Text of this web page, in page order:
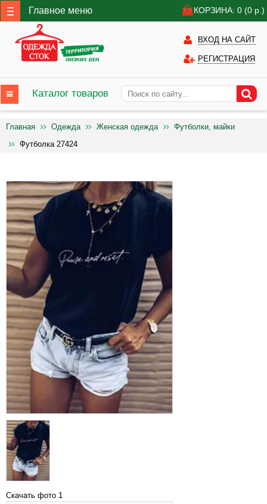
Главное меню КОРЗИНА: 0 (0 р.)
ВХОД НА САЙТ
РЕГИСТРАЦИЯ
Каталог товаров
Главная Одежда Женская одежда
Футболки, майки
Футболка 27424
Скачать фото 1